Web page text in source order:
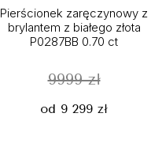
Pierścionek zaręczynowy z
brylantem z białego złota
P0287BB 0.70 ct
9999 zł
od 9 299 zł